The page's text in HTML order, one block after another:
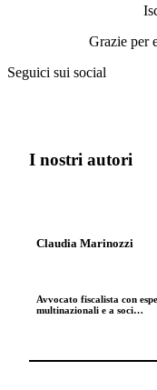
Grazie per
Seguici sui social
I nostri autori
Claudia Marinozzi
Avvocato fiscalista con
multinazionali e a soci…